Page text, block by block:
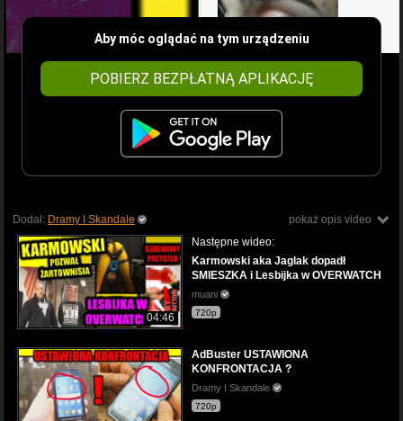
Aby móc oglądać na tym urządzeniu
POBIERZ BEZPŁATNĄ APLIKACJĘ
pokaż opis video
Dodał: Dramy I Skandale
04:46
Następne wideo:
Karmowski aka Jaglak dopadł
SMIESZKA i Lesbijka w OVERWATCH
muani
720p
AdBuster USTAWIONA
KONFRONTACJA ?
Dramy I Skandale
720p